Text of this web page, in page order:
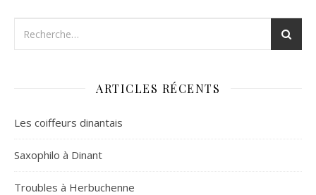
ARTICLES RÉCENTS
Les coiffeurs dinantais
Saxophilo à Dinant
Troubles à Herbuchenne